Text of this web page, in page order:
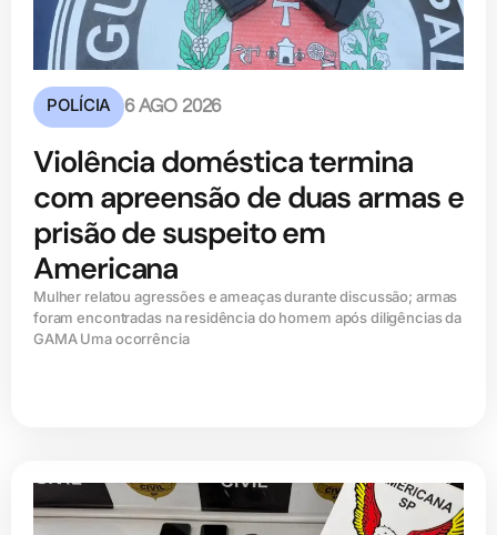
POLÍCIA 6 AGO 2026
Violência doméstica termina
com apreensão de duas armas e
prisão de suspeito em
Americana
Mulher relatou agressões e ameaças durante discussão; armas
foram encontradas na residência do homem após diligências da
GAMA Uma ocorrência